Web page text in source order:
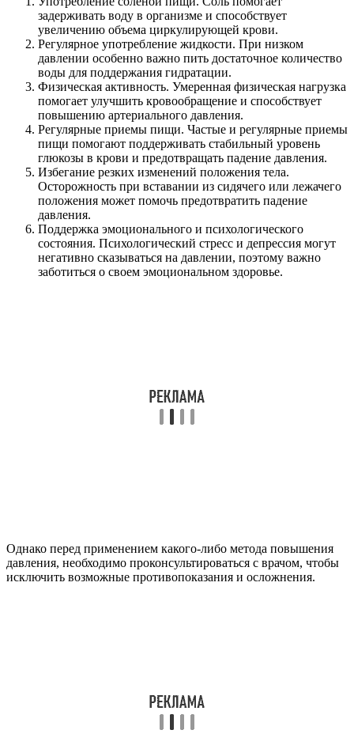
задерживать воду в организме и способствует
увеличению объема циркулирующей крови.
Регулярное употребление жидкости. При низком
давлении особенно важно пить достаточное количество
воды для поддержания гидратации.
Физическая активность. Умеренная физическая нагрузка
помогает улучшить кровообращение и способствует
повышению артериального давления.
Регулярные приемы пищи. Частые и регулярные приемы
пищи помогают поддерживать стабильный уровень
глюкозы в крови и предотвращать падение давления.
Избегание резких изменений положения тела.
Осторожность при вставании из сидячего или лежачего
положения может помочь предотвратить падение
давления.
Поддержка эмоционального и психологического
состояния. Психологический стресс и депрессия могут
негативно сказываться на давлении, поэтому важно
заботиться о своем эмоциональном здоровье.
Однако перед применением какого-либо метода повышения
давления, необходимо проконсультироваться с врачом, чтобы
исключить возможные противопоказания и осложнения.